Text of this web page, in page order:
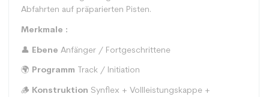
Abfahrten auf präparierten Pisten.
Merkmale :
👤 Ebene Anfänger / Fortgeschrittene
🌍 Programm Track / Initiation
🪵 Konstruktion Synflex + Vollleistungskappe +